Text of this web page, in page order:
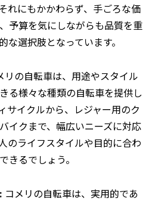
れにもかかわらず、手ごろな価
予算を気にしながらも品質を重
選択肢となっています。
リの自転車は、用途やスタイル
る様々な種類の自転車を提供し
サイクルから、レジャー用のク
イクまで、幅広いニーズに対応
のライフスタイルや目的に合わ
きるでしょう。
コメリの自転車は、実用的であ